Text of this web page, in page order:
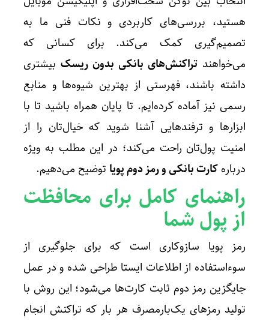
هستید، بررسی‌های کاربردی و نکات فنی ما به
تصمیم‌گیری کمک می‌کند. برای کسانی که
می‌خواهند تراکنش‌های بانکی بدون ریسک بیشتری
داشته باشند، فهرستی از بهترین شیوه‌ها و منابع
رسمی نیز آماده کرده‌ایم. تا پایان همراه باشید تا با
ابزارها و ترفندهایی آشنا شوید که خیال‌تان را از
امنیت پول‌تان راحت می‌کند؛ در این مطلب به ویژه
درباره کارت بانکی و رمز دوم پویا توضیح می‌دهیم.
راهنمای کامل برای محافظت
از پول شما
رمز پویا سازوکاری است که برای جلوگیری از
سوءاستفاده از اطلاعات ایستا طراحی شده و در عمل
جایگزین رمز دوم ثابت کارت‌ها می‌شود؛ این روش با
تولید رمزهای یک‌بارمصرف هر بار که تراکنش انجام